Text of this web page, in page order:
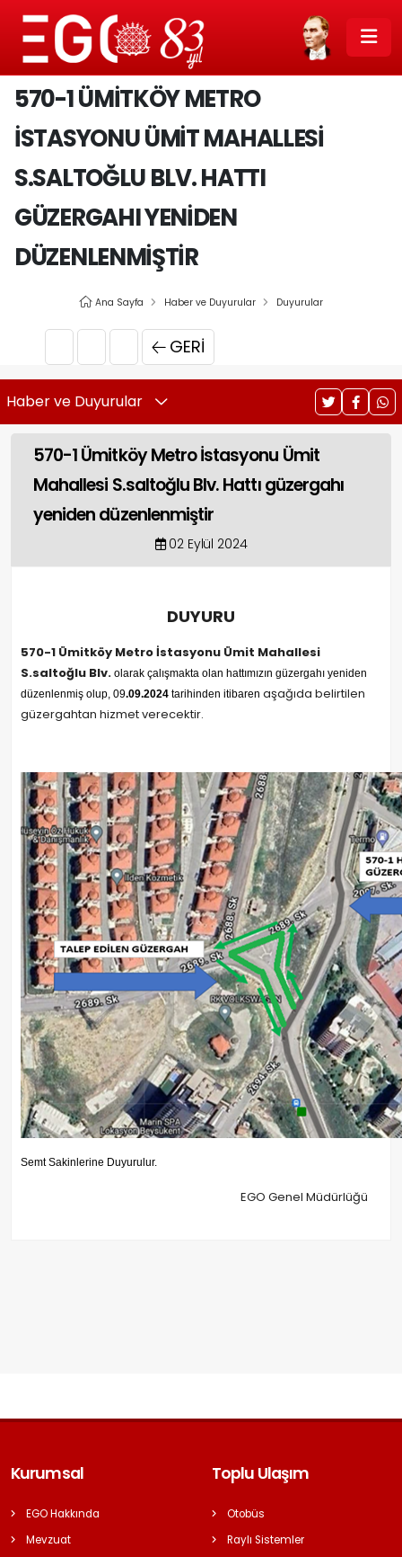
570-1 ÜMITKÖY METRO
İSTASYONU ÜMIT MAHALLESI
S.SALTOĞLU BLV. HATTI
GÜZERGAHI YENIDEN
DÜZENLENMIŞTIR
Ana Sayfa Haber ve Duyurular Duyurular
GERI
Haber ve Duyurular
570-1 Ümitköy Metro İstasyonu Ümit
Mahallesi S.saltoğlu Blv. Hattı güzergahı
yeniden düzenlenmiştir
02 Eylül 2024
DUYURU
570-1 Ümitköy Metro İstasyonu Ümit Mahallesi
S.saltoğlu Blv. olarak çalışmakta olan hattımızın güzergahı yeniden
düzenlenmiş olup, 09.09.2024 tarihinden itibaren aşağıda belirtilen
güzergahtan hizmet verecektir.
Semt Sakinlerine Duyurulur.
EGO Genel Müdürlüğü
Kurumsal
EGO Hakkında
Mevzuat
Toplu Ulaşım
Otobüs
Raylı Sistemler